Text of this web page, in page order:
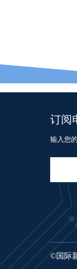
订阅
输入您
©国际